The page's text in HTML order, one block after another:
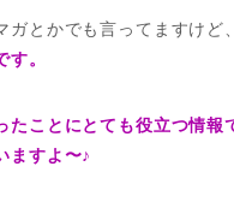
ガとかでも言ってますけど、
。
たことにとても役立つ情
ますよ〜♪